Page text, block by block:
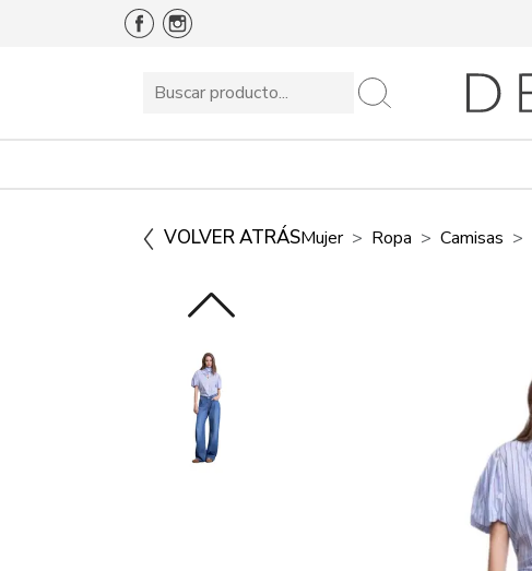
VOLVER ATRÁSMujer Ropa Camisas